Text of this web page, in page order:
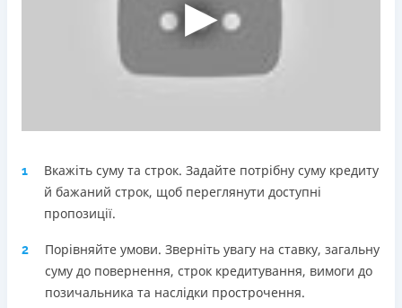
Через термінали самообслуговування
Ліцензія переоформлена 18.03.2024 р.
1
Вкажіть суму та строк. Задайте потрібну суму кредиту
й бажаний строк, щоб переглянути доступні
пропозиції.
2
Порівняйте умови. Зверніть увагу на ставку, загальну
суму до повернення, строк кредитування, вимоги до
позичальника та наслідки прострочення.